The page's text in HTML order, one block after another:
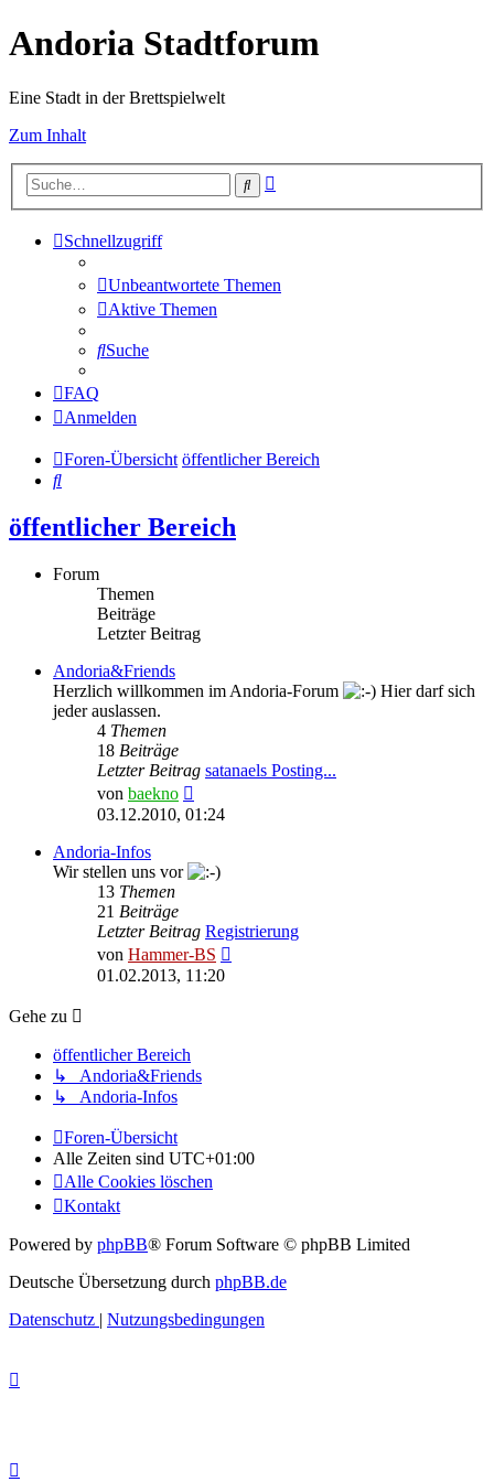
Andoria Stadtforum
Eine Stadt in der Brettspielwelt
Zum Inhalt
Suche
Schnellzugriff
Unbeantwortete Themen
Aktive Themen
Suche
FAQ
Anmelden
Foren-Übersicht öffentlicher Bereich
Suche
öffentlicher Bereich
Forum
Themen
Beiträge
Letzter Beitrag
Andoria&Friends
Herzlich willkommen im Andoria-Forum
Hier darf sich
jeder auslassen.
4 Themen
18 Beiträge
Letzter Beitrag satanaels Posting...
von baekno
Beitrag
03.12.2010, 01:24
Andoria-Infos
Wir stellen uns vor
13 Themen
21 Beiträge
Letzter Beitrag Registrierung
von Hammer-BS
01.02.2013, 11:20
Gehe zu
öffentlicher Bereich
↳ Andoria&Friends
↳ Andoria-Infos
Foren-Übersicht
Alle Zeiten sind UTC+01:00
Alle Cookies löschen
Kontakt
Powered by phpBB® Forum Software © phpBB Limited
Deutsche Übersetzung durch phpBB.de
Datenschutz | Nutzungsbedingungen